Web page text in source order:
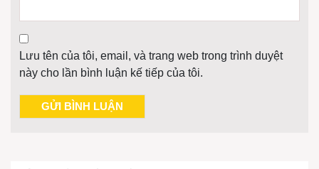
Lưu tên của tôi, email, và trang web trong trình duyệt
này cho lần bình luận kế tiếp của tôi.